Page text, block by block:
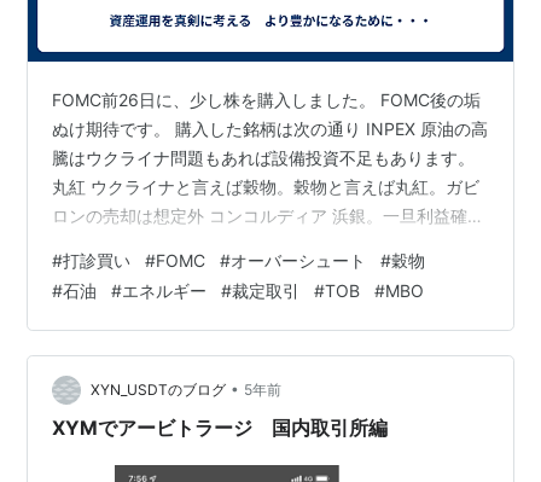
FOMC前26日に、少し株を購入しました。 FOMC後の垢
ぬけ期待です。 購入した銘柄は次の通り INPEX 原油の高
騰はウクライナ問題もあれば設備投資不足もあります。
丸紅 ウクライナと言えば穀物。穀物と言えば丸紅。ガビ
ロンの売却は想定外 コンコルディア 浜銀。一旦利益確定
加購入 昨日は大きく下落 JFEシステムズ 決算プレイ。昨
日は大幅下落。痛撃。 野村証券 安いからと思い購入 モ
ビルス 期待しています。含み損に転じています。 打診レ
ベルなので、僅かな額です。昨日時点では当てが外れて
います。 そろそろ一時的な上昇を期待しています。 た…
#打診買い #FOMC #オーバーシュート #穀物
#石油 #エネルギー #裁定取引 #TOB #MBO
XYN_USDTのブログ • 5年前
XYMでアービトラージ 国内取引所編